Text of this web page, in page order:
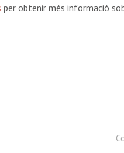
per obtenir més informació